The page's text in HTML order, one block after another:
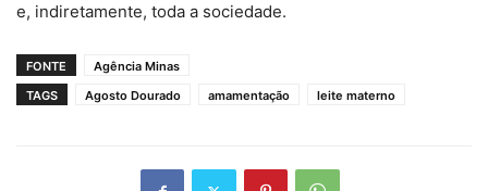
e, indiretamente, toda a sociedade.
FONTE
Agência Minas
TAGS
Agosto Dourado amamentação leite materno